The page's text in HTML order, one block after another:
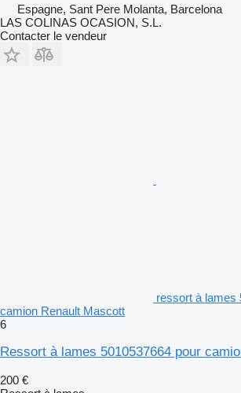
Espagne, Sant Pere Molanta, Barcelona
LAS COLINAS OCASION, S.L.
Contacter le vendeur
ressort à lames
camion Renault Mascott
6
Ressort à lames 5010537664 pour
200 €